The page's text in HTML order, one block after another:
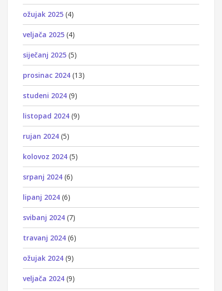
ožujak 2025 (4)
veljača 2025 (4)
siječanj 2025 (5)
prosinac 2024 (13)
studeni 2024 (9)
listopad 2024 (9)
rujan 2024 (5)
kolovoz 2024 (5)
srpanj 2024 (6)
lipanj 2024 (6)
svibanj 2024 (7)
travanj 2024 (6)
ožujak 2024 (9)
veljača 2024 (9)